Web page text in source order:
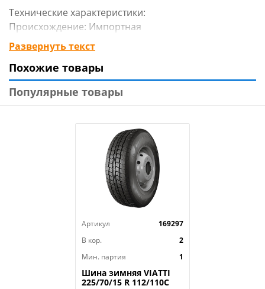
Технические характеристики:
Происхождение: Импортная
Сезон резины: Зимняя
Марка: Гиславед
Модель: NORD FROST 200 ID
Диаметр: 14
Ширина: 185
Развернуть текст
Похожие товары
Популярные товары
Артикул
169297
В кор.
2
Мин. партия
1
Шина зимняя VIATTI
225/70/15 R 112/110C